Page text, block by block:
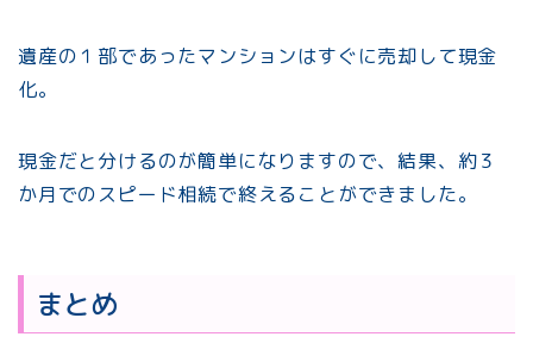
遺産の１部であったマンションはすぐに売却して現金
化。
現金だと分けるのが簡単になりますので、結果、約３
か月でのスピード相続で終えることができました。
まとめ